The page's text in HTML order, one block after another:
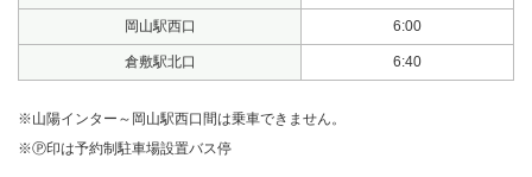
岡山駅西口 6:00
倉敷駅北口 6:40
※山陽インター～岡山駅西口間は乗車できません。
※Ⓟ印は予約制駐車場設置バス停